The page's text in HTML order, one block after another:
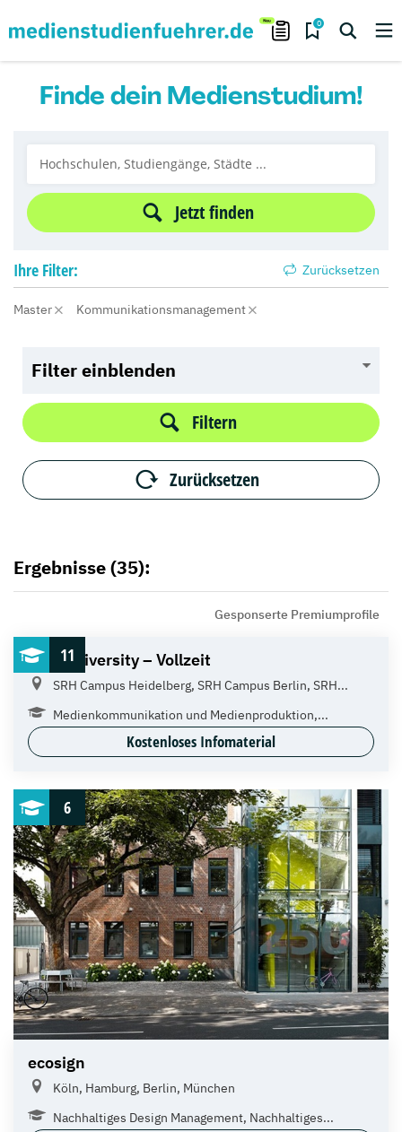
0
Finde dein Medienstudium!
Jetzt finden
Ihre Filter: Zurücksetzen
Master Kommunikationsmanagement
Filter einblenden
Filtern
Zurücksetzen
Ergebnisse (35):
Gesponserte Premiumprofile
11
SRH University – Vollzeit
SRH Campus Heidelberg, SRH Campus Berlin, SRH...
Medienkommunikation und Medienproduktion,...
Kostenloses Infomaterial
6
ecosign
Köln, Hamburg, Berlin, München
Nachhaltiges Design Management, Nachhaltiges...